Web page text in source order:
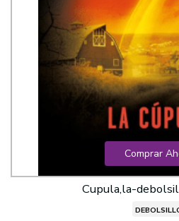
Comprar
Cupula,la-